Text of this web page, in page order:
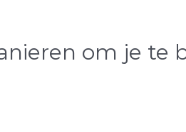
om je te